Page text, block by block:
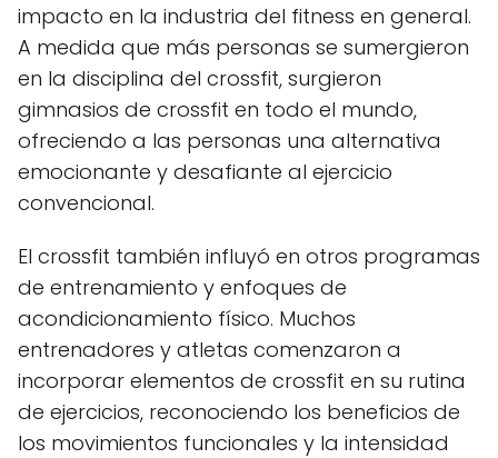
impacto en la industria del fitness en general.
A medida que más personas se sumergieron
en la disciplina del crossfit, surgieron
gimnasios de crossfit en todo el mundo,
ofreciendo a las personas una alternativa
emocionante y desafiante al ejercicio
convencional.
El crossfit también influyó en otros programas
de entrenamiento y enfoques de
acondicionamiento físico. Muchos
entrenadores y atletas comenzaron a
incorporar elementos de crossfit en su rutina
de ejercicios, reconociendo los beneficios de
los movimientos funcionales y la intensidad